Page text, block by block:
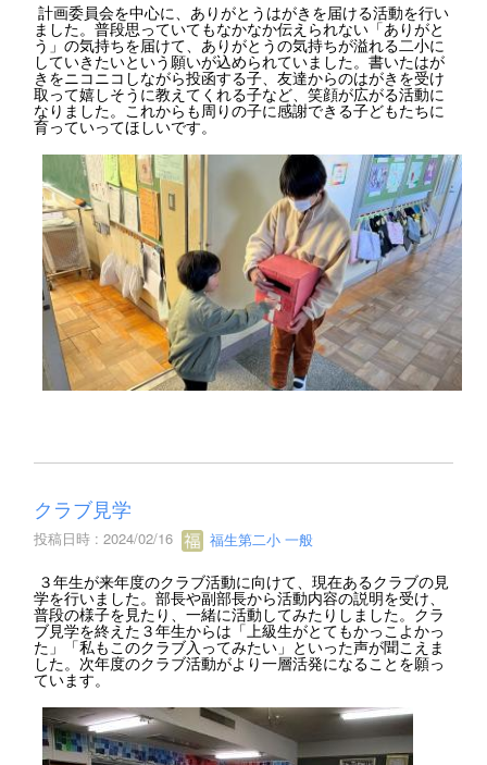
計画委員会を中心に、ありがとうはがきを届ける活動を行い
ました。普段思っていてもなかなか伝えられない「ありがと
う」の気持ちを届けて、ありがとうの気持ちが溢れる二小に
していきたいという願いが込められていました。書いたはが
きをニコニコしながら投函する子、友達からのはがきを受け
取って嬉しそうに教えてくれる子など、笑顔が広がる活動に
なりました。これからも周りの子に感謝できる子どもたちに
育っていってほしいです。
クラブ見学
投稿日時 : 2024/02/16 福生第二小 一般
３年生が来年度のクラブ活動に向けて、現在あるクラブの見
学を行いました。部長や副部長から活動内容の説明を受け、
普段の様子を見たり、一緒に活動してみたりしました。クラ
ブ見学を終えた３年生からは「上級生がとてもかっこよかっ
た」「私もこのクラブ入ってみたい」といった声が聞こえま
した。次年度のクラブ活動がより一層活発になることを願っ
ています。